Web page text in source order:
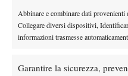
Abbinare e combinare dati provenienti
Collegare diversi dispositivi,
informazioni trasmesse
Garantire la sicurezza,